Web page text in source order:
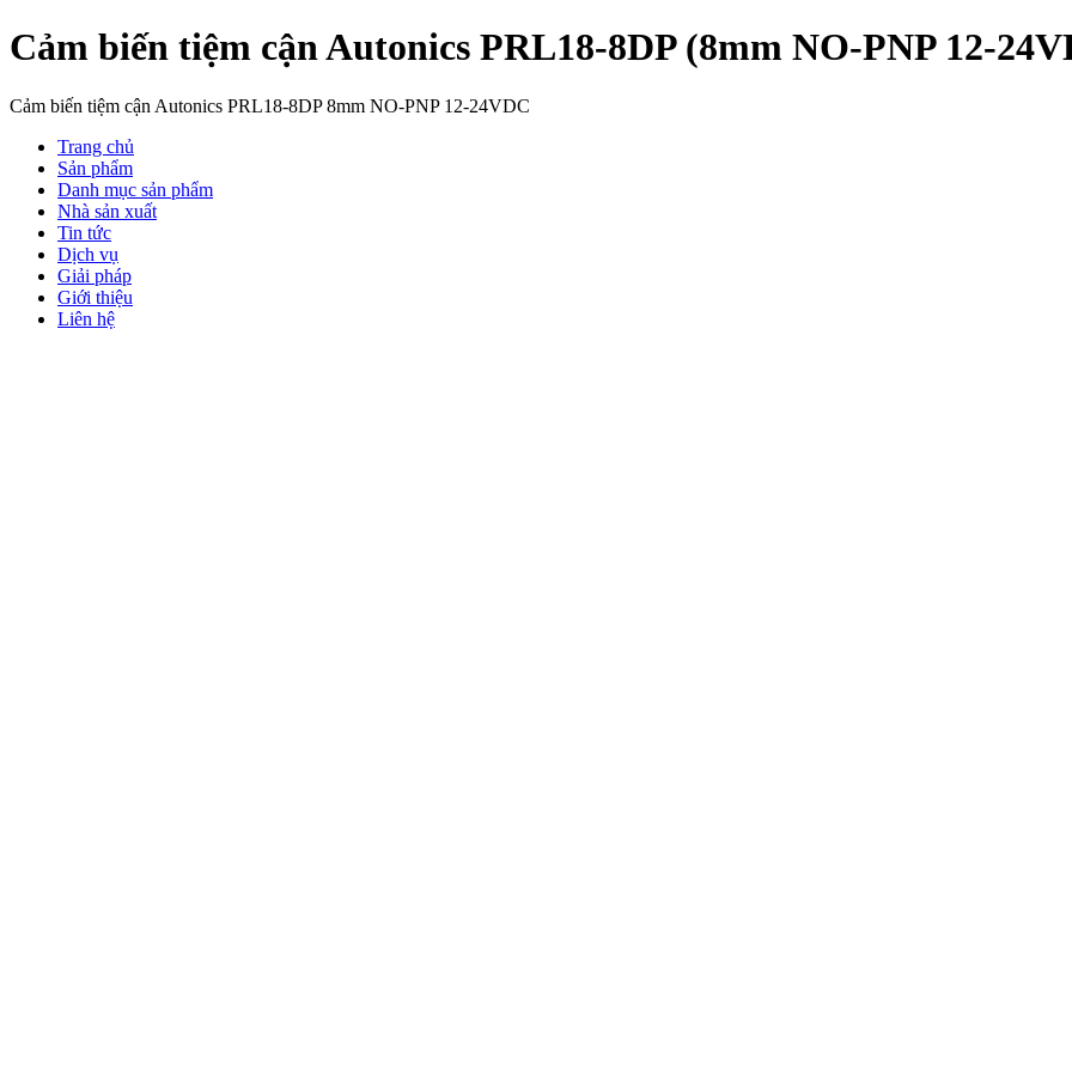
Cảm biến tiệm cận Autonics PRL18-8DP (8mm NO-PNP 12-
Cảm biến tiệm cận Autonics PRL18-8DP 8mm NO-PNP 12-24VDC
Trang chủ
Sản phẩm
Danh mục sản phẩm
Nhà sản xuất
Tin tức
Dịch vụ
Giải pháp
Giới thiệu
Liên hệ